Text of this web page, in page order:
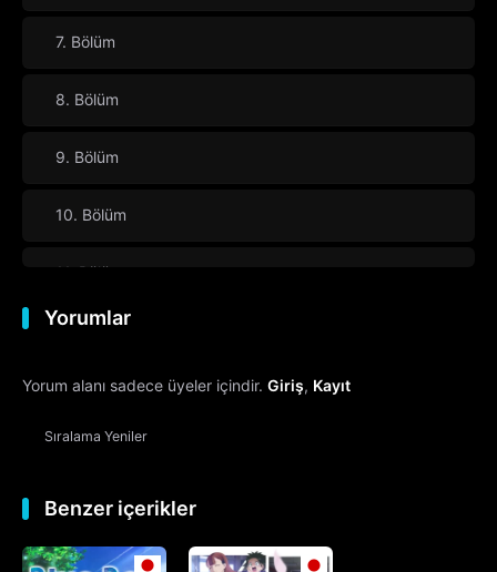
7. Bölüm
8. Bölüm
9. Bölüm
10. Bölüm
11. Bölüm
12. Bölüm
13. Bölüm
14. Bölüm
15. Bölüm
16. Bölüm
Yorumlar
Yorum alanı sadece üyeler içindir. Giriş, Kayıt
Sıralama Yeniler
Benzer içerikler